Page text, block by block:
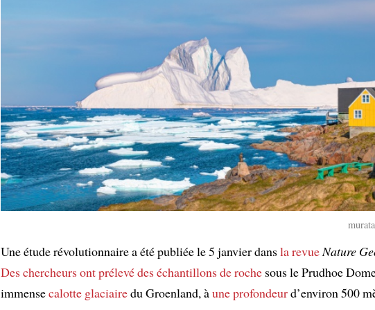
Une étude révolutionnaire a été publiée le 5 janvier dansla revueNature
Des chercheursont prélevédes échantillons de roche sous le Prudhoe
immensecalotte glaciairedu Groenland, àune profondeurd’environ 500